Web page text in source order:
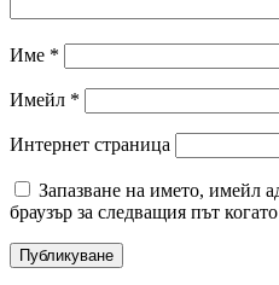
Име *
Имейл *
Интернет страница
Запазване на името, имейл
браузър за следващия път